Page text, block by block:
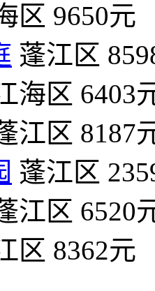
区 9650元
蓬江区
海区 6403
江区 8187
蓬江区
江区 6520
区 8362元